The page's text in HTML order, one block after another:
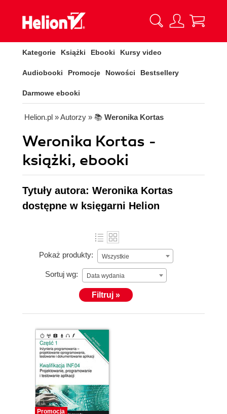
Kategorie Książki Ebooki Kursy video
Audiobooki Promocje Nowości Bestsellery
Darmowe ebooki
Helion.pl » Autorzy » 📚 Weronika Kortas
Weronika Kortas -
książki, ebooki
Tytuły autora: Weronika Kortas
dostępne w księgarni Helion
Pokaż produkty: Wszystkie
Sortuj wg: Data wydania
Filtruj »
Promocja